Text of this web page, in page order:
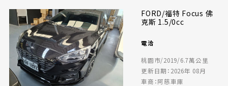
FORD/福特 Focus 佛
克斯 1.5/0cc
電洽
桃園市/2019/6.7萬公里
更新日期：2026年 08月
車商：阿慈車庫